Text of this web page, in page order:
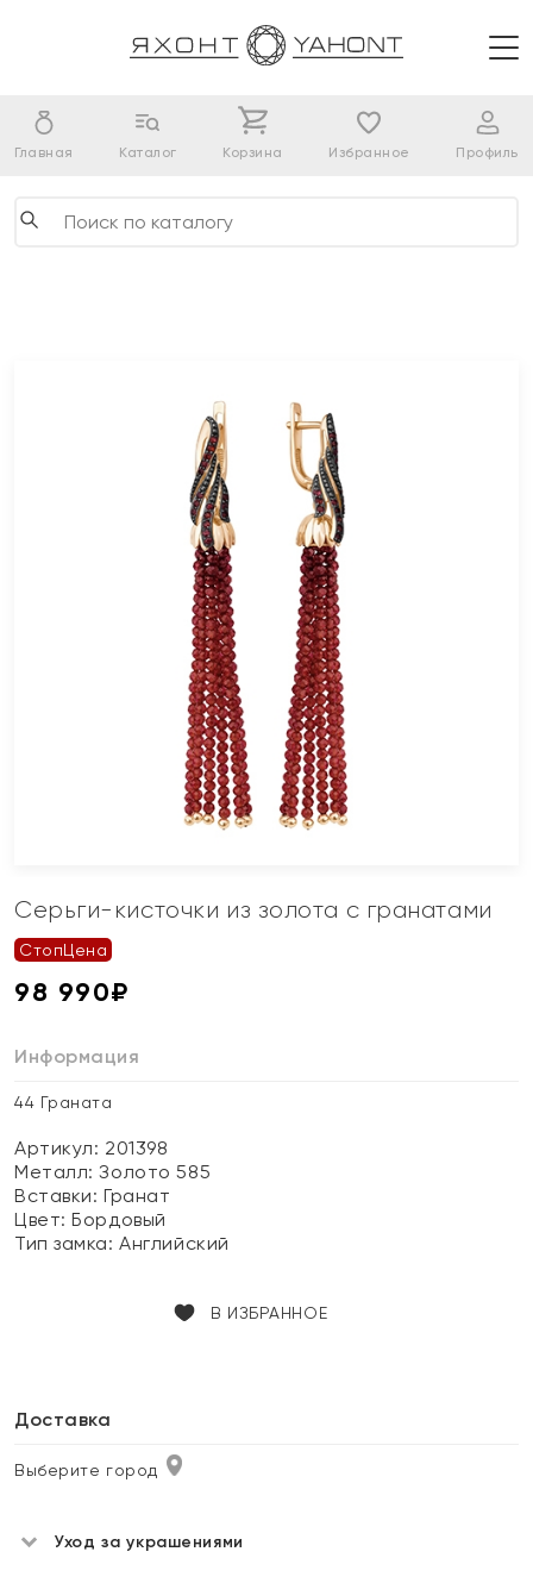
Главная Каталог Корзина Избранное Профиль
Серьги-кисточки из золота с гранатами
СтопЦена
98 990₽
Информация
44 Граната
Артикул: 201398
Металл:Золото 585
Вставки:Гранат
Цвет:Бордовый
Тип замка:Английский
В ИЗБРАННОЕ
Доставка
Выберите город
Уход за украшениями